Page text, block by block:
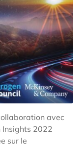
avec
Insights 2022
sur le